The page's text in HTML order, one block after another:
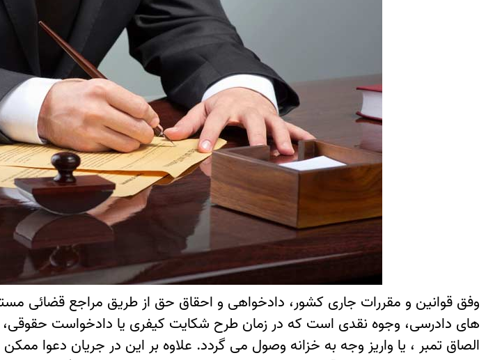
وفق قوانین و مقررات جاری کشور، دادخواهی و احقاق حق از طریق مراجع قضائی
های دادرسی، وجوه نقدی است که در زمان طرح شکایت کیفری یا دادخواست حقوقی،
الصاق تمبر ، یا واریز وجه به خزانه وصول می گردد. علاوه بر این در جریان دعوا